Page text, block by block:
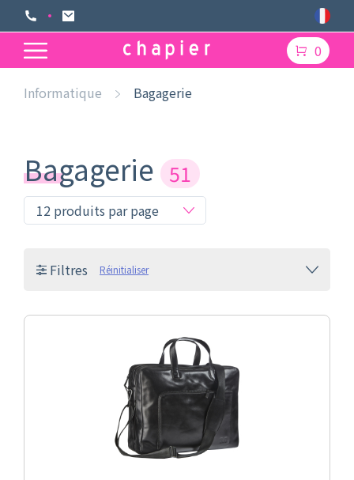
0
Informatique Bagagerie
Bagagerie 51
Filtres Réinitialiser